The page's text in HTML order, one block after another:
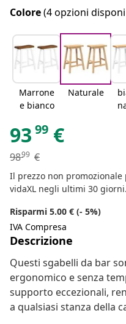
Colore(4 opzioni
Marrone
e bianco
Naturale
93 99 €
9899 €
Il prezzo non
vidaXL negli ultimi 30 giorni.
Risparmi 5.00 € (- 5%)
IVA Compresa
Descrizione
Questi sgabelli da bar
ergonomico e senza
supporto eccezionali,
a qualsiasi stanza della